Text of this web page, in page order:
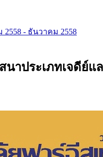
2558 - ธันวาคม 2558
สนาประเภทเจดี